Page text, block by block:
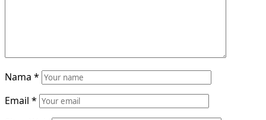
Nama *
Email *